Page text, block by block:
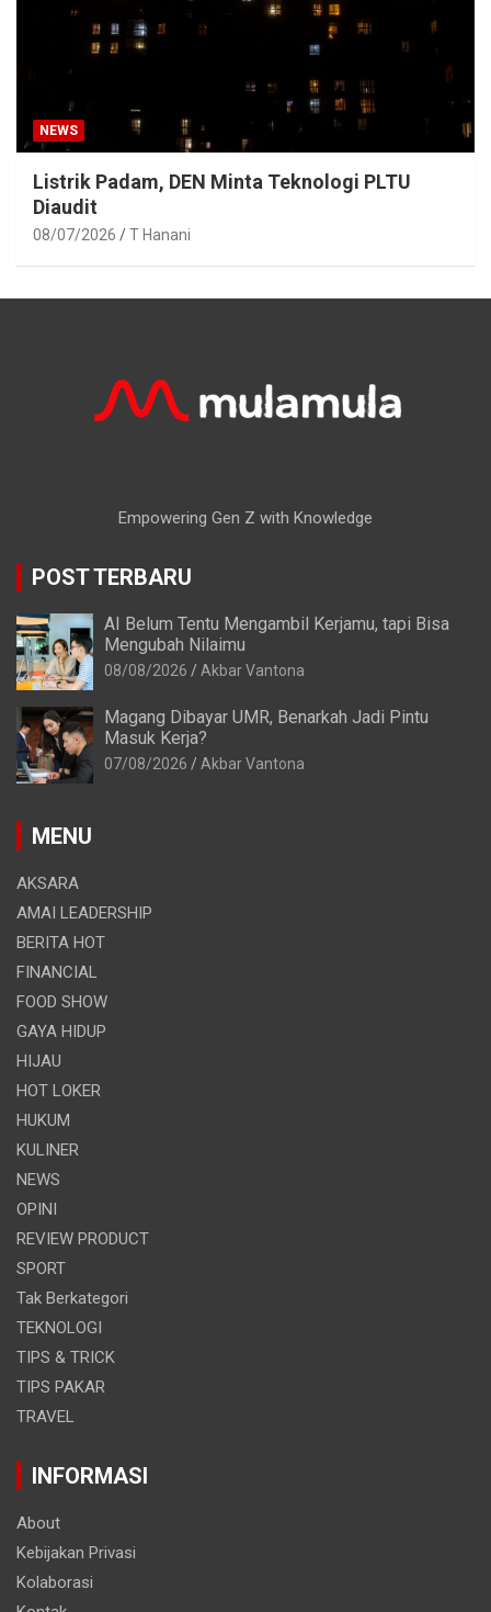
NEWS
Listrik Padam, DEN Minta Teknologi PLTU
Diaudit
08/07/2026 T Hanani
Empowering Gen Z with Knowledge
POST TERBARU
AI Belum Tentu Mengambil Kerjamu, tapi Bisa
Mengubah Nilaimu
08/08/2026 Akbar Vantona
Magang Dibayar UMR, Benarkah Jadi Pintu
Masuk Kerja?
07/08/2026 Akbar Vantona
MENU
AKSARA
AMAI LEADERSHIP
BERITA HOT
FINANCIAL
FOOD SHOW
GAYA HIDUP
HIJAU
HOT LOKER
HUKUM
KULINER
NEWS
OPINI
REVIEW PRODUCT
SPORT
Tak Berkategori
TEKNOLOGI
TIPS & TRICK
TIPS PAKAR
TRAVEL
INFORMASI
About
Kebijakan Privasi
Kolaborasi